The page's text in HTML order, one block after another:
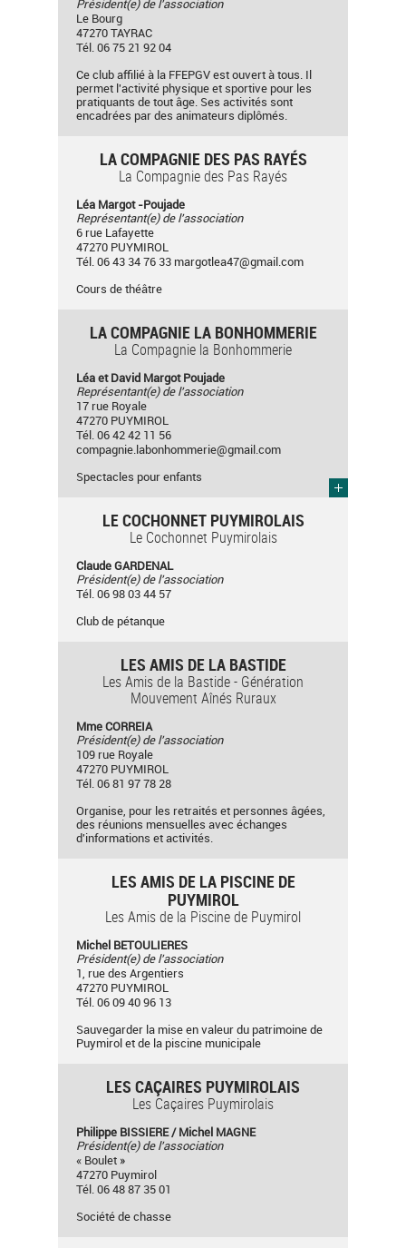
Président(e) de l'association
Le Bourg
47270 TAYRAC
Tél. 06 75 21 92 04
Ce club affilié à la FFEPGV est ouvert à tous. Il
permet l'activité physique et sportive pour les
pratiquants de tout âge. Ses activités sont
encadrées par des animateurs diplômés.
LA COMPAGNIE DES PAS RAYÉS
La Compagnie des Pas Rayés
Léa Margot -Poujade
Représentant(e) de l'association
6 rue Lafayette
47270 PUYMIROL
Tél. 06 43 34 76 33 margotlea47@gmail.com
Cours de théâtre
LA COMPAGNIE LA BONHOMMERIE
La Compagnie la Bonhommerie
Léa et David Margot Poujade
Représentant(e) de l'association
17 rue Royale
47270 PUYMIROL
Tél. 06 42 42 11 56
compagnie.labonhommerie@gmail.com
Spectacles pour enfants
LE COCHONNET PUYMIROLAIS
Le Cochonnet Puymirolais
Claude GARDENAL
Président(e) de l'association
Tél. 06 98 03 44 57
Club de pétanque
LES AMIS DE LA BASTIDE
Les Amis de la Bastide - Génération
Mouvement Aînés Ruraux
Mme CORREIA
Président(e) de l'association
109 rue Royale
47270 PUYMIROL
Tél. 06 81 97 78 28
Organise, pour les retraités et personnes âgées,
des réunions mensuelles avec échanges
d'informations et activités.
LES AMIS DE LA PISCINE DE
PUYMIROL
Les Amis de la Piscine de Puymirol
Michel BETOULIERES
Président(e) de l'association
1, rue des Argentiers
47270 PUYMIROL
Tél. 06 09 40 96 13
Sauvegarder la mise en valeur du patrimoine de
Puymirol et de la piscine municipale
LES CAÇAIRES PUYMIROLAIS
Les Caçaires Puymirolais
Philippe BISSIERE / Michel MAGNE
Président(e) de l'association
« Boulet »
47270 Puymirol
Tél. 06 48 87 35 01
Société de chasse